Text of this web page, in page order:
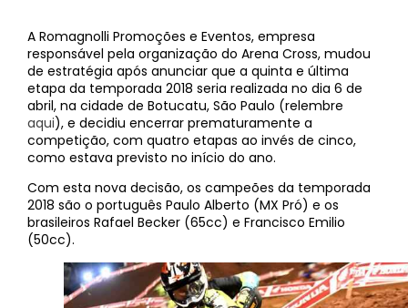
A Romagnolli Promoções e Eventos, empresa
responsável pela organização do Arena Cross, mudou
de estratégia após anunciar que a quinta e última
etapa da temporada 2018 seria realizada no dia 6 de
abril, na cidade de Botucatu, São Paulo (relembre
aqui), e decidiu encerrar prematuramente a
competição, com quatro etapas ao invés de cinco,
como estava previsto no início do ano.
Com esta nova decisão, os campeões da temporada
2018 são o português Paulo Alberto (MX Pró) e os
brasileiros Rafael Becker (65cc) e Francisco Emilio
(50cc).